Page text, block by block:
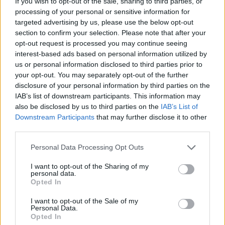
processing of your personal or sensitive information for
targeted advertising by us, please use the below opt-out
section to confirm your selection. Please note that after your
opt-out request is processed you may continue seeing
interest-based ads based on personal information utilized by
us or personal information disclosed to third parties prior to
your opt-out. You may separately opt-out of the further
disclosure of your personal information by third parties on the
IAB’s list of downstream participants. This information may
also be disclosed by us to third parties on the IAB’s List of
Downstream Participants that may further disclose it to other
Personal Data Processing Opt Outs
I want to opt-out of the Sharing of my
personal data.
Opted In
I want to opt-out of the Sale of my
Personal Data.
Opted In
Comentari:
Deseu el meu nom, el correu electrònic i el lloc web en
aquest navegador per a la propera vegada que comenti.
Captcha7 - 3 = ?
Please
characters